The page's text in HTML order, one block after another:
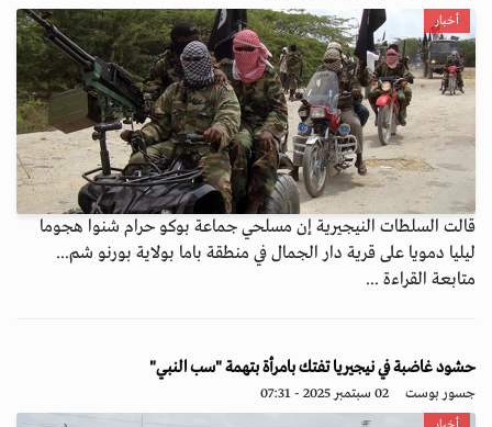
أخبار
قالت السلطات النيجيرية إن مسلحي جماعة بوكو حرام شنوا هجوما
ليليا دمويا على قرية دار الجمال في منطقة باما بولاية بورنو شم...
متابعة القراءة ...
حشود غاضبة في نيجيريا تفتك بامرأة بتهمة "سب النبي"
جسور بوست 02 سبتمبر 2025 - 07:31